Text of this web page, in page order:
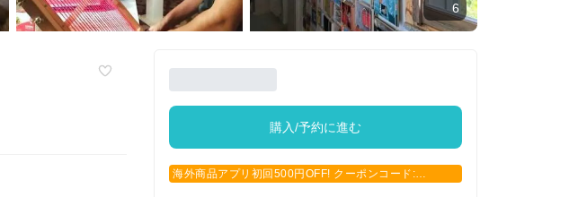
6
購入/予約に進む
海外商品アプリ初回500円OFF! クーポンコード: